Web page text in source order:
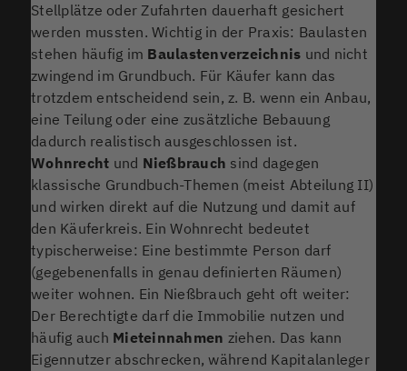
Stellplätze oder Zufahrten dauerhaft gesichert
werden mussten. Wichtig in der Praxis: Baulasten
stehen häufig im Baulastenverzeichnis und nicht
zwingend im Grundbuch. Für Käufer kann das
trotzdem entscheidend sein, z. B. wenn ein Anbau,
eine Teilung oder eine zusätzliche Bebauung
dadurch realistisch ausgeschlossen ist.
Wohnrecht und Nießbrauch sind dagegen
klassische Grundbuch-Themen (meist Abteilung II)
und wirken direkt auf die Nutzung und damit auf
den Käuferkreis. Ein Wohnrecht bedeutet
typischerweise: Eine bestimmte Person darf
(gegebenenfalls in genau definierten Räumen)
weiter wohnen. Ein Nießbrauch geht oft weiter:
Der Berechtigte darf die Immobilie nutzen und
häufig auch Mieteinnahmen ziehen. Das kann
Eigennutzer abschrecken, während Kapitalanleger